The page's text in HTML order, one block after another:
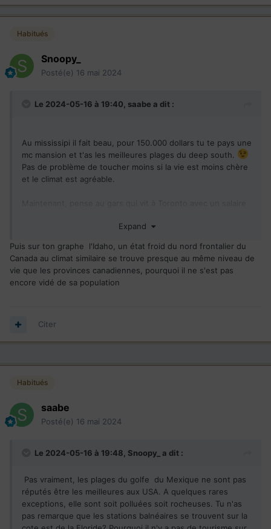
Habitués
Snoopy_
Posté(e) 16 mai 2024
Le 2024-05-16 à 19:40, saabe a dit :
Au mississipi il fait beau, pour 150.000 dollars tu te pays une
mc mansion et t'as les meilleures plages du deep south.
Pas de problème de toucher moins si la vie est moins chère
et le climat est agréable.
Expand
Puis sur ton graphe l'Idaho, un état froid du nord frontalier du
Canada au climat similaire se trouve presque au même niveau de
vie que les provinces canadiennes, pourquoi il ne s'est pas
encore vidé de sa population
Citer
Habitués
saabe
Posté(e) 16 mai 2024
Le 2024-05-16 à 19:48, Snoopy_ a dit :
Pas vraiment, les plages du golfe du Mexique ne sont pas
réputés être les meilleures aux USA. A quelques rares
exceptions, elle sont soit polluées soit rocheuses. Tu n'as
pas remarque que les stations balnéaires se trouvent sur la